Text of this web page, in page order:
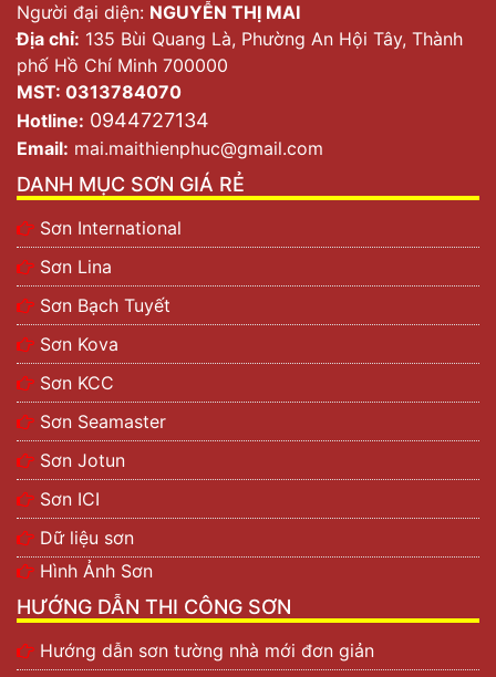
Người đại diện: NGUYỄN THỊ MAI
Địa chỉ: 135 Bùi Quang Là, Phường An Hội Tây, Thành
phố Hồ Chí Minh 700000
MST: 0313784070
Hotline: 0944727134
Email: mai.maithienphuc@gmail.com
DANH MỤC SƠN GIÁ RẺ
Sơn International
Sơn Lina
Sơn Bạch Tuyết
Sơn Kova
Sơn KCC
Sơn Seamaster
Sơn Jotun
Sơn ICI
Dữ liệu sơn
Hình Ảnh Sơn
HƯỚNG DẪN THI CÔNG SƠN
Hướng dẫn sơn tường nhà mới đơn giản